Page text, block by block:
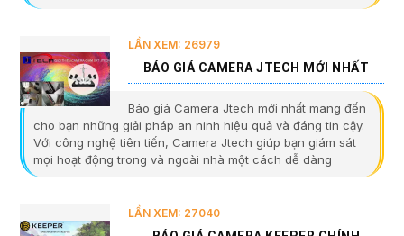
LẦN XEM: 26979
BÁO GIÁ CAMERA JTECH MỚI NHẤT
Báo giá Camera Jtech mới nhất mang đến
cho bạn những giải pháp an ninh hiệu quả và đáng tin cậy.
Với công nghệ tiên tiến, Camera Jtech giúp bạn giám sát
mọi hoạt động trong và ngoài nhà một cách dễ dàng
LẦN XEM: 27040